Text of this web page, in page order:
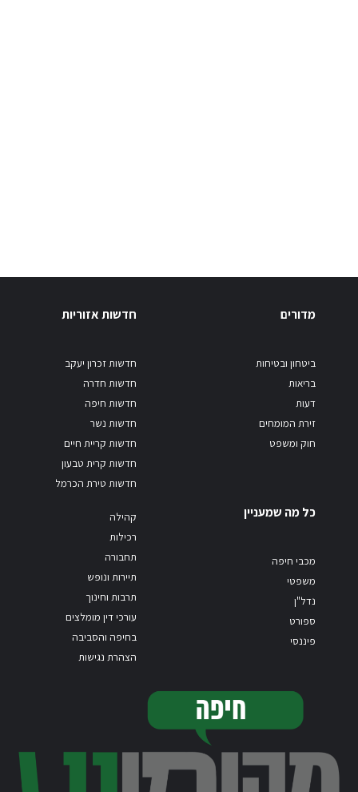
מדורים
ביטחון ובטיחות
בריאות
דעות
זירת המומחים
חוק ומשפט
חדשות אזוריות
חדשות זכרון יעקב
חדשות חדרה
חדשות חיפה
חדשות נשר
חדשות קריית חיים
חדשות קרית טבעון
חדשות טירת הכרמל
כל מה שמעניין
מכבי חיפה
משפטי
נדל"ן
ספורט
פיננסי
קהילה
רכילות
תחבורה
תיירות ונופש
תרבות וחינוך
עורכי דין מומלצים
בחיפה והסביבה
הצהרת נגישות